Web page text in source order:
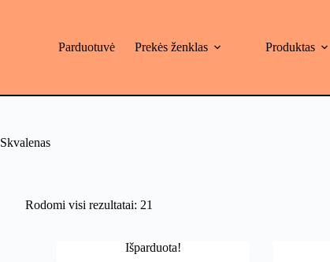
Parduotuvė Prekės ženklas Produktas
Skvalenas
Rodomi visi rezultatai: 21
Išparduota!